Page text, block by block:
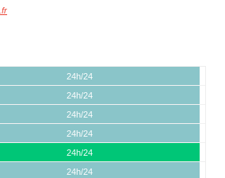
24h/24
24h/24
24h/24
24h/24
24h/24
24h/24